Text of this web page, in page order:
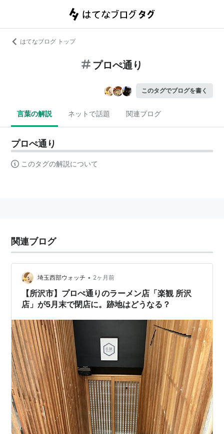
はてなブログ トップ
プロぺ通り
このタグでブログを書く
言葉の解説 ネットで話題 関連ブログ
プロぺ通り
このタグの解説について
関連ブログ
埼玉西部ウォッチ • 2ヶ月前
【所沢市】プロぺ通りのラーメン店「楽観 所沢
店」が5月末で閉店に。跡地はどうなる？